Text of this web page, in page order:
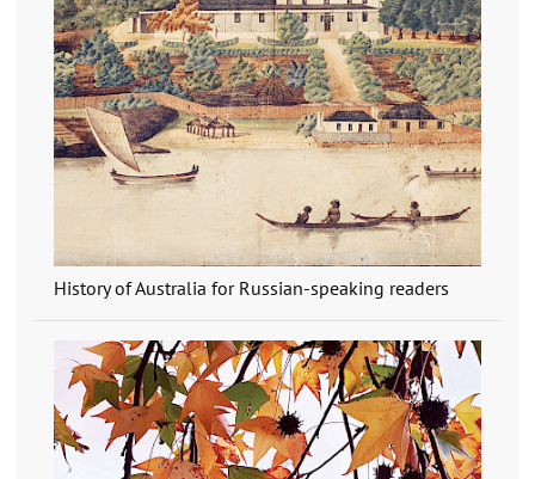
History of Australia for Russian-speaking readers